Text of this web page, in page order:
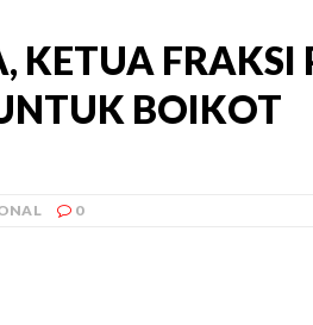
KETUA FRAKSI
BOIKOT
0